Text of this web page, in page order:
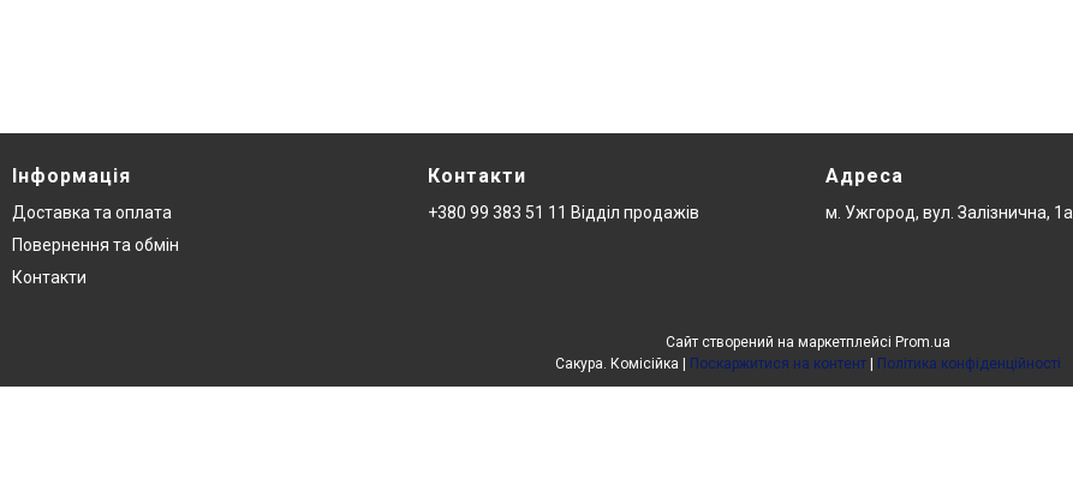
Інформація
Доставка та оплата
Повернення та обмін
Контакти
Контакти
+380 99 383 51 11 Відділ продажів
Адреса
м. Ужгород, вул. Залізнична, 1а
Сайт створений на маркетплейсі Prom.ua
Сакура. Комісійка | Поскаржитися на контент | Політика конфіденційності